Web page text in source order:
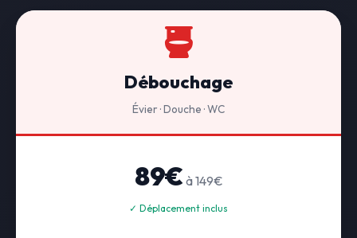
Débouchage
Évier · Douche · WC
89€ à 149€
✓ Déplacement inclus